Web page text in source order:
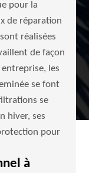
pour la
de réparation
réalisées
de façon
les
se font
se
hiver, ses
pour
à